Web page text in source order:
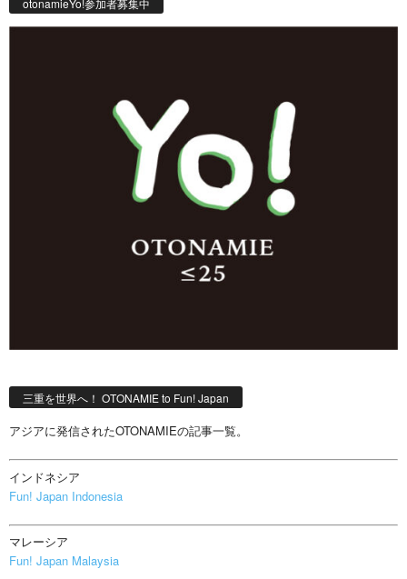
三重を世界へ！ OTONAMIE to Fun! Japan
アジアに発信されたOTONAMIEの記事一覧。
インドネシア
Fun! Japan Indonesia
マレーシア
Fun! Japan Malaysia